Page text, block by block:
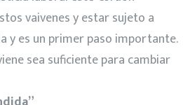
vaivenes y estar sujeto a
y es un primer paso importante.
sea suficiente para cambiar